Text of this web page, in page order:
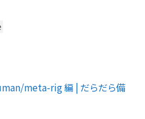
meta-rig 編 | だらだら備